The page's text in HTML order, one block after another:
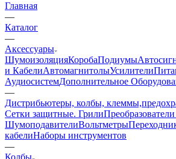
Главная
—
Каталог
—
Аксессуары
ШумоизоляцияКоробаПодиумы
и КабелиАвтомагнитолыУсилители
АудиосистемДополнительное
—
Дистрибьютеры, колбы,
Сетки защитные. Грили
ШумоподавителиВольтметры
кабелиНаборы инструментов
—